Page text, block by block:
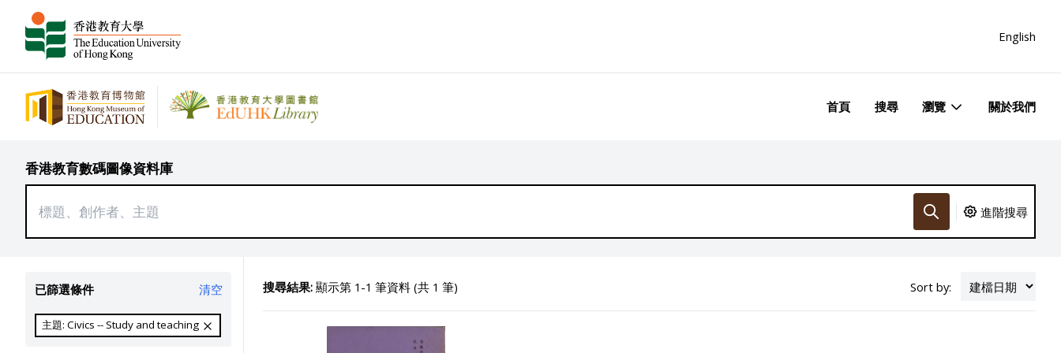
English
首頁 搜尋 瀏覽 關於我們
香港教育數碼圖像資料庫
進階搜尋
已篩選條件 清空
主題: Civics -- Study and teaching
搜尋結果:顯示第 1-1 筆資料 (共 1 筆) Sort by: